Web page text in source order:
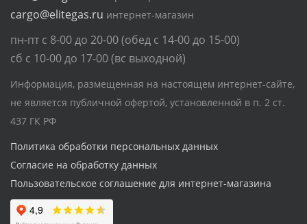
cargo@elitegas.ru интернет-магазин
пн-пт с 8-00 до 20-00 (обед с 14-00 до 15-00)
сб с 10-00 до 17-00 (вс выходной)
Информация, размещенная на настоящем интернет-сайте,
не является публичной офертой, установленной в п. 2 ст.
437 ГК РФ
Политика обработки персональных данных
Согласие на обработку данных
Пользовательское соглашение для интернет-магазина